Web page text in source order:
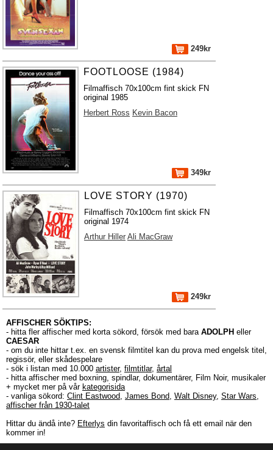
249kr
FOOTLOOSE (1984)
Filmaffisch 70x100cm fint skick FN
original 1985
Herbert Ross Kevin Bacon
349kr
LOVE STORY (1970)
Filmaffisch 70x100cm fint skick FN
original 1974
Arthur Hiller Ali MacGraw
249kr
AFFISCHER SÖKTIPS:
- hitta fler affischer med korta sökord, försök med bara ADOLPH eller
CAESAR
- om du inte hittar t.ex. en svensk filmtitel kan du prova med engelsk titel,
regissör, eller skådespelare
- sök i listan med 10.000 artister, filmtitlar, årtal
- hitta affischer med boxning, spindlar, dokumentärer, Film Noir, musikaler
+ mycket mer på vår kategorisida
- vanliga sökord: Clint Eastwood, James Bond, Walt Disney, Star Wars,
affischer från 1930-talet
Hittar du ändå inte? Efterlys din favoritaffisch och få ett email när den
kommer in!